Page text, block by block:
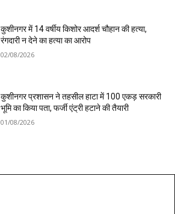
कुशीनगर में 14 वर्षीय किशोर आदर्श चौहान की हत्या,
रंगदारी न देने का हत्या का आरोप
02/08/2026
कुशीनगर प्रशासन ने तहसील हाटा में 100 एकड़ सरकारी
भूमि का किया पता, फर्जी एंट्री हटाने की तैयारी
01/08/2026